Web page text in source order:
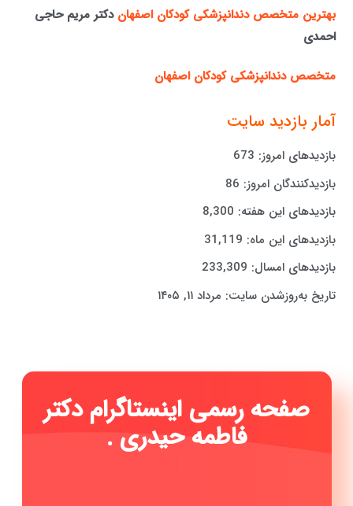
بهترین متخصص دندانپزشکی کودکان اصفهان دکتر مریم حاجی
احمدی
متخصص دندانپزشکی کودکان اصفهان
آمار بازدید سایت
بازدیدهای امروز: 673
بازدیدکنندگان امروز: 86
بازدیدهای این هفته: 8,300
بازدیدهای این ماه: 31,119
بازدیدهای امسال: 233,309
تاریخ به‌روزشدن سایت: مرداد ۱۱, ۱۴۰۵
صفحه رسمی اینستاگرام دکتر
فاطمه حیدری ...